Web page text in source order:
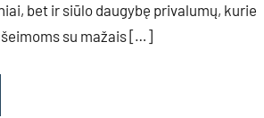
bet ir siūlo daugybę privalumų, kurie
su mažais […]